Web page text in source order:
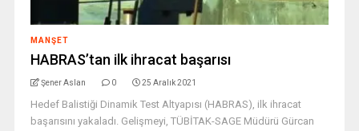
MANŞET
HABRAS’tan ilk ihracat başarısı
Şener Aslan 0 25 Aralık 2021
Hedef Balistiği Dinamik Test Altyapısı (HABRAS), ilk ihracat
başarısını yakaladı. Gelişmeyi, TÜBİTAK-SAGE Müdürü Gürcan